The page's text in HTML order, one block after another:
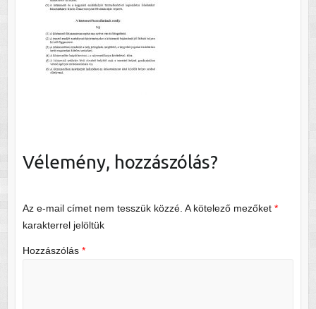
Vélemény, hozzászólás?
Az e-mail címet nem tesszük közzé. A kötelező mezőket *
karakterrel jelöltük
Hozzászólás *